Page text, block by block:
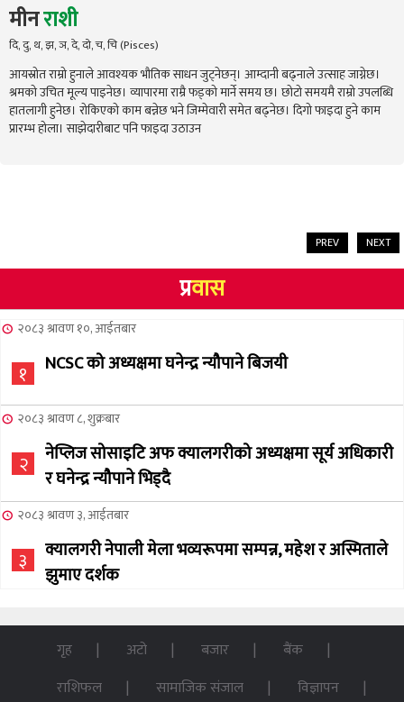
मीनराशी
दि, दु, थ, झ, ञ, दे, दो, च, चि (Pisces)
आयस्रोत राम्रो हुनाले आवश्यक भौतिक साधन जुट्नेछन्। आम्दानी बढ्नाले उत्साह जाग्नेछ।
श्रमको उचित मूल्य पाइनेछ। व्यापारमा राम्रै फड्को मार्ने समय छ। छोटो समयमै राम्रो उपलब्धि
हातलागी हुनेछ। रोकिएको काम बन्नेछ भने जिम्मेवारी समेत बढ्नेछ। दिगो फाइदा हुने काम
प्रारम्भ होला। साझेदारीबाट पनि फाइदा उठाउन
PREV NEXT
प्रवास
२०८३ श्रावण १०, आईतबार
१ NCSC को अध्यक्षमा घनेन्द्र न्यौपाने बिजयी
२०८३ श्रावण ८, शुक्रबार
२
नेप्लिज सोसाइटि अफ क्यालगरीको अध्यक्षमा सूर्य अधिकारी
र घनेन्द्र न्यौपाने भिड्दै
२०८३ श्रावण ३, आईतबार
३
क्यालगरी नेपाली मेला भव्यरूपमा सम्पन्न, महेश र अस्मिताले
झुमाए दर्शक
NCSC को अध्यक्ष पदको लागी सूर्य अधिकारीको उम्मेदवारी
गृह अटो बजार
बैंक
राशिफल
सामाजिक संजाल
विज्ञापन